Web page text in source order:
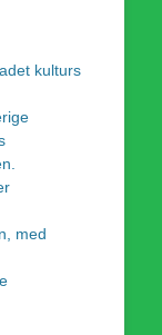
kulturs
med